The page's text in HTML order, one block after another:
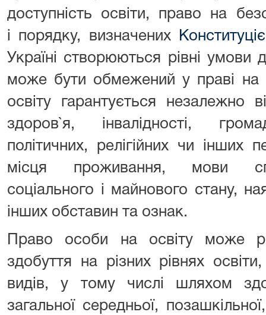
доступність освіти, право на
і порядку, визначених
Україні створюються рівні умови
може бути обмежений у праві на
освіту гарантується незалежно
здоров`я, інвалідності,
політичних, релігійних чи інших
місця проживання, мови
соціального і майнового стану,
інших обставин та ознак.
Право особи на освіту може
здобуття на різних рівнях
видів, у тому числі шляхом
загальної середньої,